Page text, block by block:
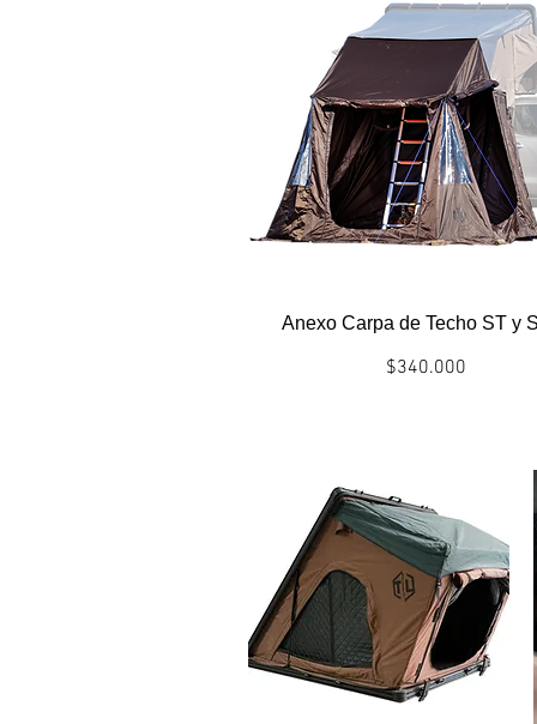
Anexo Carpa de Techo ST y
Precio
$340.000